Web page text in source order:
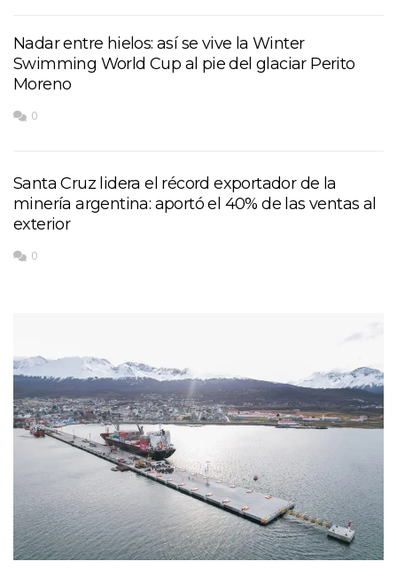
Nadar entre hielos: así se vive la Winter
Swimming World Cup al pie del glaciar Perito
Moreno
0
Santa Cruz lidera el récord exportador de la
minería argentina: aportó el 40% de las ventas al
exterior
0